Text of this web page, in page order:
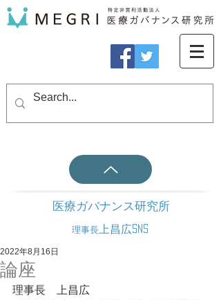
医療ガバナンス研究所
理事長 上昌広SNS
論座
2022年8月16日
理事長　上昌広